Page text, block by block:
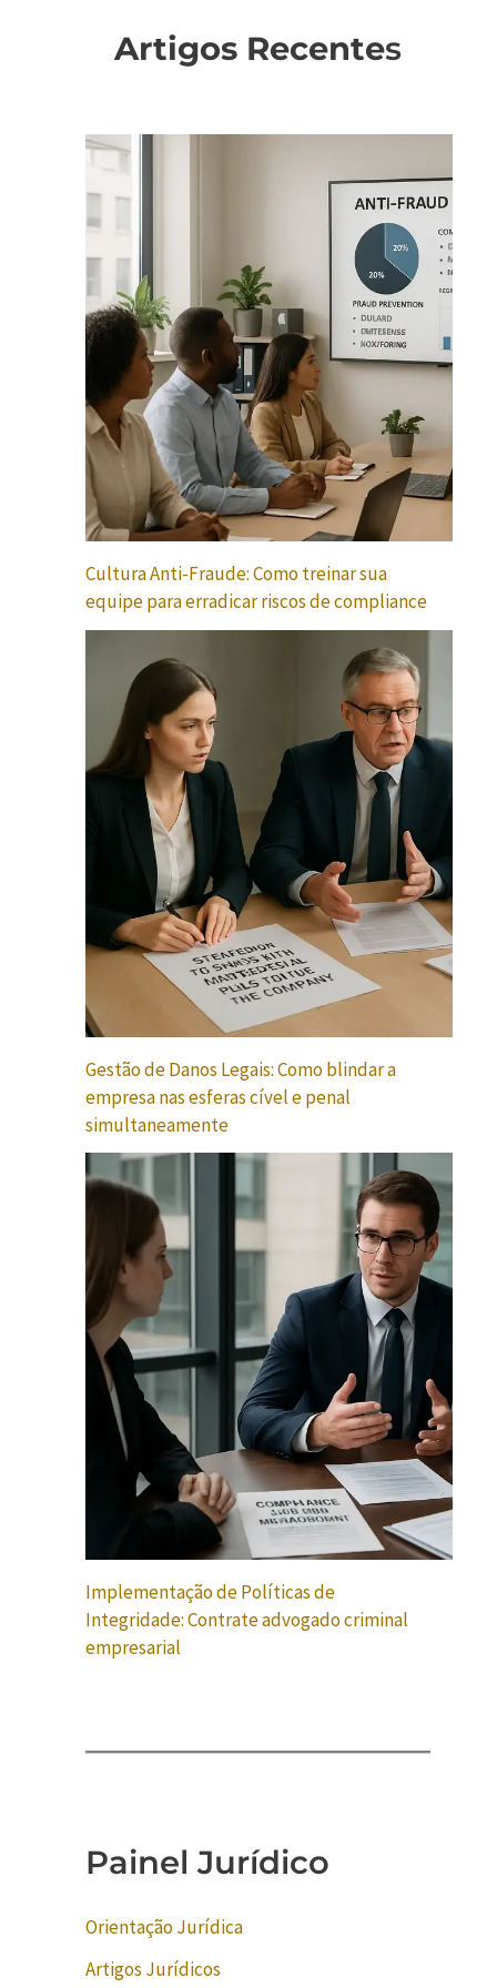
Artigos Recentes
Cultura Anti-Fraude: Como treinar sua
equipe para erradicar riscos de compliance
Gestão de Danos Legais: Como blindar a
empresa nas esferas cível e penal
simultaneamente
Implementação de Políticas de
Integridade: Contrate advogado criminal
empresarial
Painel Jurídico
Orientação Jurídica
Artigos Jurídicos